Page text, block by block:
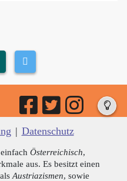
| Datenschutz
Österreichisch,
aus. Es besitzt einen
Austriazismen, sowie